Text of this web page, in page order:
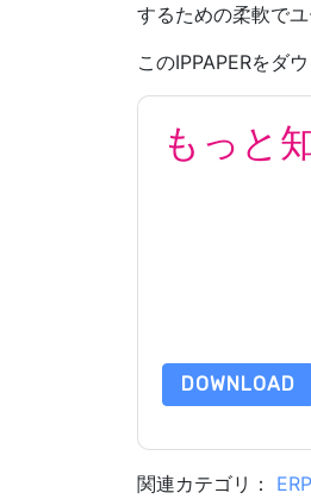
するための柔軟で
このIPPAPERをダ
もっと
DOWNLOAD
関連カテゴリ： ERP